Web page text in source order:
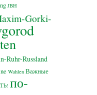
JBH
Gorki-
Ruhr-Russland
Wahlen Важные
по-